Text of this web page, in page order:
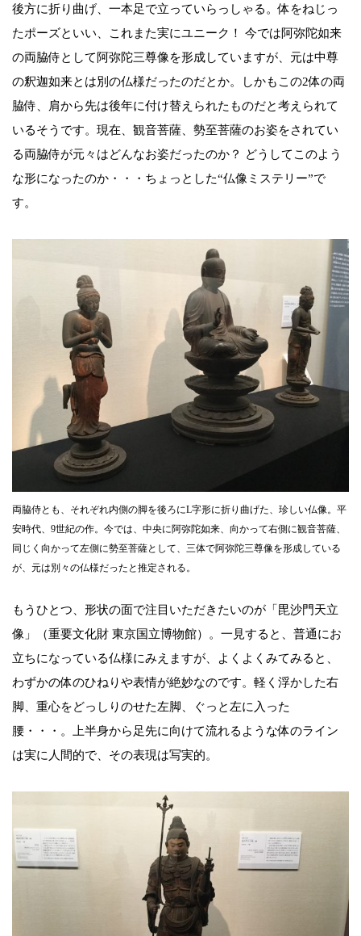
後方に折り曲げ、一本足で立っていらっしゃる。体をねじっ
たポーズといい、これまた実にユニーク！ 今では阿弥陀如来
の両脇侍として阿弥陀三尊像を形成していますが、元は中尊
の釈迦如来とは別の仏様だったのだとか。しかもこの2体の両
脇侍、肩から先は後年に付け替えられたものだと考えられて
いるそうです。現在、観音菩薩、勢至菩薩のお姿をされてい
る両脇侍が元々はどんなお姿だったのか？ どうしてこのよう
な形になったのか・・・ちょっとした“仏像ミステリー”で
す。
両脇侍とも、それぞれ内側の脚を後ろにL字形に折り曲げた、珍しい仏像。平
安時代、9世紀の作。今では、中央に阿弥陀如来、向かって右側に観音菩薩、
同じく向かって左側に勢至菩薩として、三体で阿弥陀三尊像を形成している
が、元は別々の仏様だったと推定される。
もうひとつ、形状の面で注目いただきたいのが「毘沙門天立
像」（重要文化財 東京国立博物館）。一見すると、普通にお
立ちになっている仏様にみえますが、よくよくみてみると、
わずかの体のひねりや表情が絶妙なのです。軽く浮かした右
脚、重心をどっしりのせた左脚、ぐっと左に入った
腰・・・。上半身から足先に向けて流れるような体のライン
は実に人間的で、その表現は写実的。